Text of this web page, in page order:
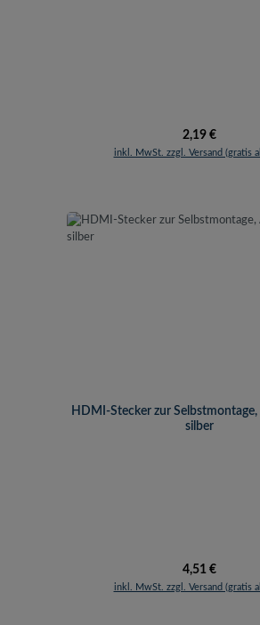
Regulärer Preis:
2,19 €
inkl. MwSt. zzgl. Versand (gratis
HDMI-Stecker zur
silber
Regulärer Preis:
4,51 €
inkl. MwSt. zzgl. Versand (gratis